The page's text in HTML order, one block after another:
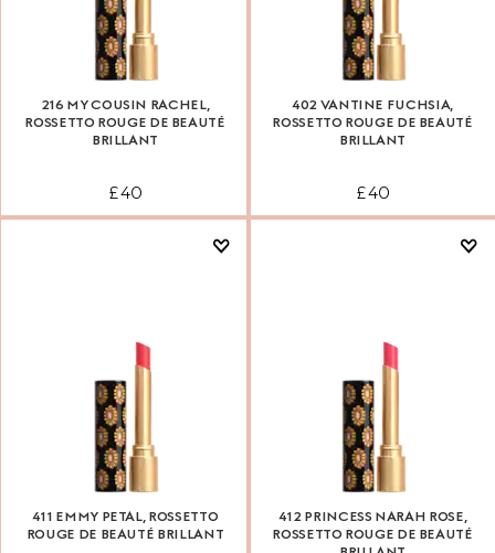
216 MY COUSIN RACHEL,
ROSSETTO ROUGE DE BEAUTÉ
BRILLANT
£ 40
402 VANTINE FUCHSIA,
ROSSETTO ROUGE DE BEAUTÉ
BRILLANT
£ 40
411 EMMY PETAL, ROSSETTO
ROUGE DE BEAUTÉ BRILLANT
412 PRINCESS NARAH ROSE,
ROSSETTO ROUGE DE BEAUTÉ